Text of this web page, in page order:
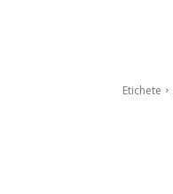
Etichete